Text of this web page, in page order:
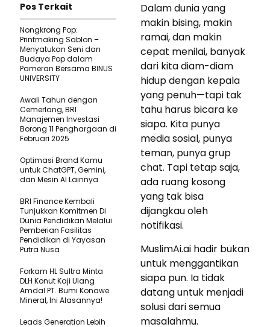
Dalam dunia yang
makin bising, makin
ramai, dan makin
cepat menilai, banyak
dari kita diam-diam
hidup dengan kepala
yang penuh—tapi tak
tahu harus bicara ke
siapa. Kita punya
media sosial, punya
teman, punya grup
chat. Tapi tetap saja,
ada ruang kosong
yang tak bisa
dijangkau oleh
notifikasi.
MuslimAi.ai hadir bukan
untuk menggantikan
siapa pun. Ia tidak
datang untuk menjadi
solusi dari semua
masalahmu.
Pos Terkait
Nongkrong Pop:
Printmaking Sablon –
Menyatukan Seni dan
Budaya Pop dalam
Pameran Bersama BINUS
UNIVERSITY
Awali Tahun dengan
Cemerlang, BRI
Manajemen Investasi
Borong 11 Penghargaan di
Februari 2025
Optimasi Brand Kamu
untuk ChatGPT, Gemini,
dan Mesin AI Lainnya
BRI Finance Kembali
Tunjukkan Komitmen Di
Dunia Pendidikan Melalui
Pemberian Fasilitas
Pendidikan di Yayasan
Putra Nusa
Forkam HL Sultra Minta
DLH Konut Kaji Ulang
Amdal PT. Bumi Konawe
Mineral, Ini Alasannya!
Leads Generation Lebih